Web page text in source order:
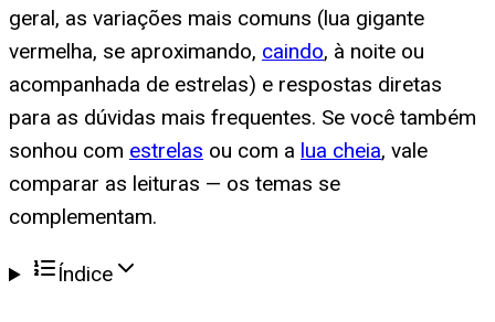
geral, as variações mais comuns (lua gigante
vermelha, se aproximando, caindo, à noite ou
acompanhada de estrelas) e respostas diretas
para as dúvidas mais frequentes. Se você também
sonhou com estrelas ou com a lua cheia, vale
comparar as leituras — os temas se
complementam.
Índice